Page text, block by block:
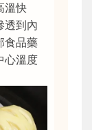
溫快
透到內
食品藥
心溫度